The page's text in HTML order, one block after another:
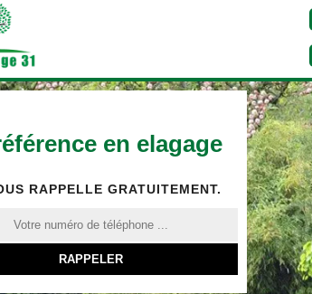
en elagage
RAPPELLE GRATUITEMENT.